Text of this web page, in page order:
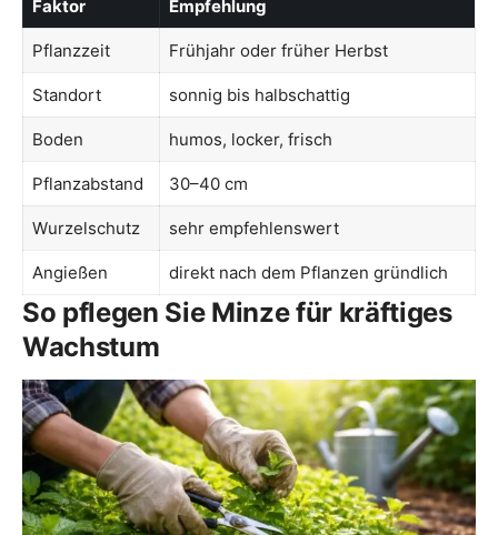
Faktor Empfehlung
Pflanzzeit Frühjahr oder früher Herbst
Standort sonnig bis halbschattig
Boden humos, locker, frisch
Pflanzabstand 30–40 cm
Wurzelschutz sehr empfehlenswert
Angießen direkt nach dem Pflanzen gründlich
So pflegen Sie Minze für kräftiges
Wachstum